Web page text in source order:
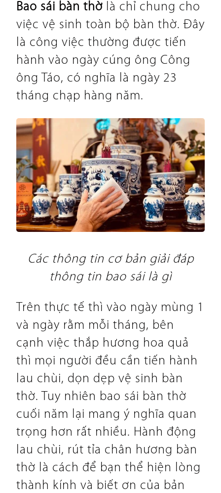
Bao sái bàn thờ là chỉ chung cho
việc vệ sinh toàn bộ bàn thờ. Đây
là công việc thường được tiến
hành vào ngày cúng ông Công
ông Táo, có nghĩa là ngày 23
tháng chạp hàng năm.
Các thông tin cơ bản giải đáp
thông tin bao sái là gì
Trên thực tế thì vào ngày mùng 1
và ngày rằm mỗi tháng, bên
cạnh việc thắp hương hoa quả
thì mọi người đều cần tiến hành
lau chùi, dọn dẹp vệ sinh bàn
thờ. Tuy nhiên bao sái bàn thờ
cuối năm lại mang ý nghĩa quan
trọng hơn rất nhiều. Hành động
lau chùi, rút tỉa chân hương bàn
thờ là cách để bạn thể hiện lòng
thành kính và biết ơn của bản